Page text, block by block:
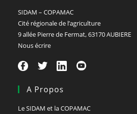
SIDAM – COPAMAC
Cité régionale de l’agriculture
9 allée Pierre de Fermat, 63170 AUBIERE
Nous écrire
A Propos
Le SIDAM et la COPAMAC